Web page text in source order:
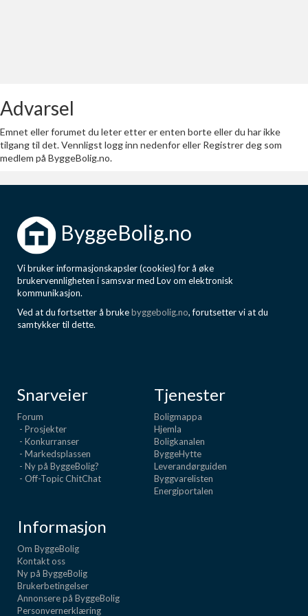
Finn håndverkere
Søk blant 9000 bedrifter
Kundeservice
Få svar på det du lurer på
Kom i gang med Boligmappa
Se din bolig? Klikk her
Boligmappa+
Advarsel
Emnet eller forumet du leter etter er enten borte eller du har ikke
tilgang til det. Vennligst logg inn nedenfor eller Registrer deg som
medlem på ByggeBolig.no.
ByggeBolig.no
Vi bruker informasjonskapsler (cookies) for å øke
brukervennligheten i samsvar med Lov om elektronisk
kommunikasjon.
Ved at du fortsetter å brukebyggebolig.no, forutsetter vi at du
samtykker til dette.
Snarveier
Forum
- Prosjekter
- Konkurranser
- Markedsplassen
- Ny på ByggeBolig?
- Off-Topic ChitChat
Tjenester
Boligmappa
Hjemla
Boligkanalen
ByggeHytte
Leverandørguiden
Byggvarelisten
Energiportalen
Informasjon
Om ByggeBolig
Kontakt oss
Ny på ByggeBolig
Brukerbetingelser
Annonsere på ByggeBolig
Personvernerklæring